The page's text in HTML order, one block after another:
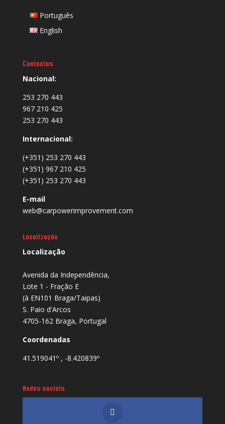
Português
English
Contactos
Nacional:
253 270 443
967 210 425
253 270 443
Internacional:
(+351) 253 270 443
(+351) 967 210 425
(+351) 253 270 443
E-mail
web@carpowerimprovement.com
Localização
Localização
Avenida da Independência,
Lote 1 - Fração E
(à EN101 Braga/Taipas)
S. Paio d'Arcos
4705-162 Braga, Portugal
Coordenadas
41.519041º , -8.420839º
Redes sociais